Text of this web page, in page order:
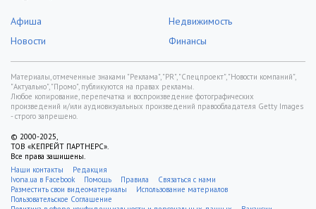
Афиша
Недвижимость
Новости
Финансы
Материалы, отмеченные знаками "Реклама", "PR", "Спецпроект", "Новости компаний",
"Актуально", "Промо", публикуются на правах рекламы.
Любое копирование, перепечатка и воспроизведение фотографических
произведений и/или аудиовизуальных произведений правообладателя Getty Images
- строго запрещено.
© 2000-2025,
ТОВ «КЕПРЕЙТ ПАРТНЕРС».
Все права защищены.
Наши контакты
Редакция
Ivona.ua в Facebook
Помощь Правила
Связаться с нами
Разместить свои видеоматериалы
Использование материалов
Пользовательское Соглашение